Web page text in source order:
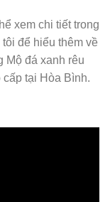
xem chi tiết trong
để hiểu thêm về
Mộ đá xanh rêu
tại Hòa Bình.